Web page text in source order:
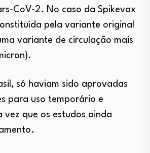
CoV-2. No caso da Spikevax
pela variante original
variante de circulação mais
só haviam sido aprovadas
para uso temporário e
vez que os estudos ainda